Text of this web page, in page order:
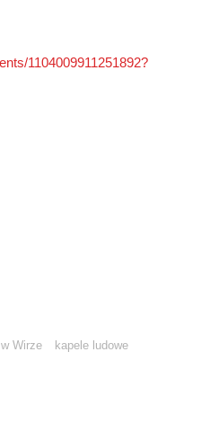
1104009911251892?
Wirze kapele ludowe